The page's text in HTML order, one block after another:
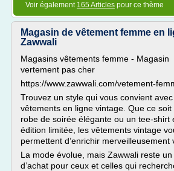
Voir également 165 Articles pour ce thème
Magasin de vêtement femme en
Zawwali
Magasins vêtements femme - Magasin
vertement pas cher
https://www.zawwali.com/vetement-
Trouvez un style qui vous convient
vêtements en ligne vintage. Que ce soit
robe de soirée élégante ou un tee-shirt
édition limitée, les vêtements vintage
permettent d’enrichir merveilleusement
La mode évolue, mais Zawwali reste
d’achat pour ceux et celles qui